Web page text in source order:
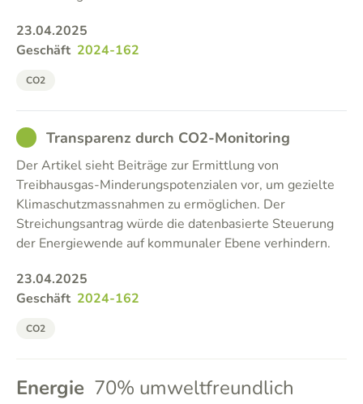
23.04.2025
Geschäft 2024-162
CO2
GOODTransparenz durch CO2-Monitoring
Der Artikel sieht Beiträge zur Ermittlung von
Treibhausgas-Minderungspotenzialen vor, um gezielte
Klimaschutzmassnahmen zu ermöglichen. Der
Streichungsantrag würde die datenbasierte Steuerung
der Energiewende auf kommunaler Ebene verhindern.
23.04.2025
Geschäft 2024-162
CO2
Energie 70% umweltfreundlich